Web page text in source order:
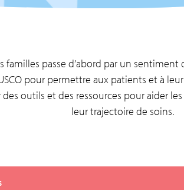
familles passe d’abord par un
pour permettre aux patients et à
outils et des ressources pour aider
leur trajectoire de soins.